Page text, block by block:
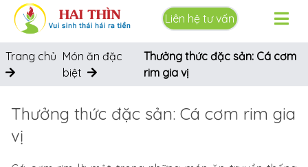
Liên hệ tư vấn
Trang chủ Món ăn đặc
biệt
Thưởng thức đặc sản: Cá cơm
rim gia vị
Thưởng thức đặc sản: Cá cơm rim gia
vị